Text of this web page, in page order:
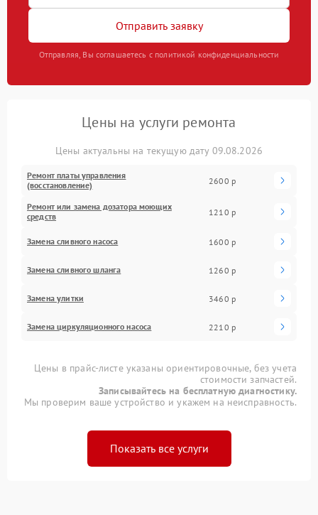
Отправить заявку
Отправляя, Вы соглашаетесь с политикой конфиденциальности
Цены на услуги ремонта
Цены актуальны на текущую дату 09.08.2026
Ремонт платы управления
(восстановление)
2600 р
Ремонт или замена дозатора моющих
средств
1210 р
Замена сливного насоса 1600 р
Замена сливного шланга 1260 р
Замена улитки 3460 р
Замена циркуляционного насоса 2210 р
Цены в прайс-листе указаны ориентировочные, без учета
стоимости запчастей.
Записывайтесь на бесплатную диагностику.
Мы проверим ваше устройство и укажем на неисправность.
Показать все услуги